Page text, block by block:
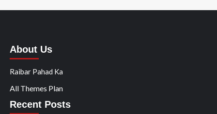
About Us
Raibar Pahad Ka
All Themes Plan
Recent Posts